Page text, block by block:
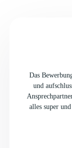
Das
und
alles super